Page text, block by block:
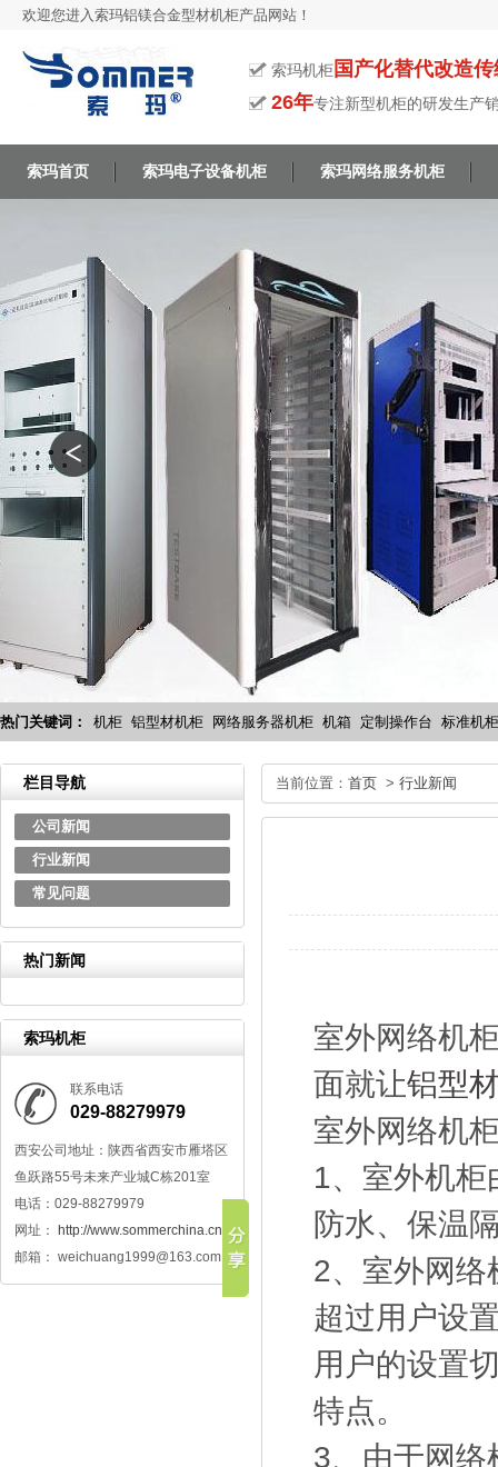
欢迎您进入索玛铝镁合金型材机柜产品网站！
索玛机柜国产化替代改造
26年专注新型机柜的研发生产
索玛首页 索玛电子设备机柜 索玛网络服务机柜
热门关键词： 机柜 铝型材机柜 网络服务器机柜 机箱 定制操作台 标准机柜
栏目导航
公司新闻
行业新闻
常见问题
热门新闻
索玛机柜
联系电话
029-88279979
西安公司地址：陕西省西安市雁塔区
鱼跃路55号未来产业城C栋201室
电话：029-88279979
网址：
http://www.sommerchina.cn/
邮箱： weichuang1999@163.com
当前位置： 首页 > 行业新闻
室外网络机
面就让铝型
室外网络机
1、室外机
防水、保温
2、室外网络
超过用户设
用户的设置
特点。
3、由于网络